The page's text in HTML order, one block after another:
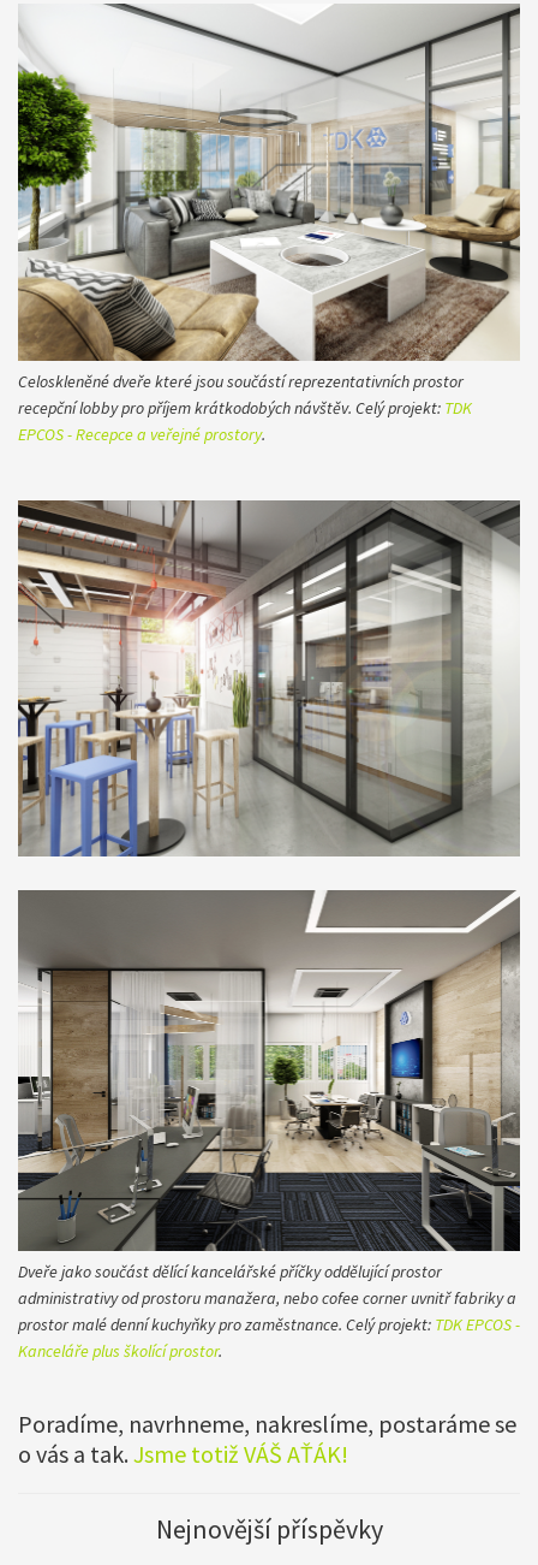
Celoskleněné dveře které jsou součástí reprezentativních prostor
recepční lobby pro příjem krátkodobých návštěv. Celý projekt: TDK
EPCOS - Recepce a veřejné prostory​.
Dveře jako součást dělící kancelářské příčky oddělující prostor
administrativy od prostoru manažera, nebo cofee corner uvnitř fabriky a
prostor malé denní kuchyňky pro zaměstnance. Celý projekt: TDK EPCOS -
Kanceláře plus školící prostor.
Poradíme, navrhneme, nakreslíme, postaráme se
o vás a tak. Jsme totiž VÁŠ AŤÁK!
Nejnovější příspěvky